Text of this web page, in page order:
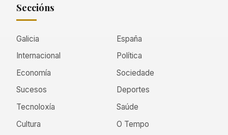
Seccións
Galicia
España
Internacional
Política
Economía
Sociedade
Sucesos
Deportes
Tecnoloxía
Saúde
Cultura
O Tempo